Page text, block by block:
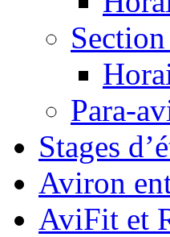
Para-
Stages
Aviron
AviFit et